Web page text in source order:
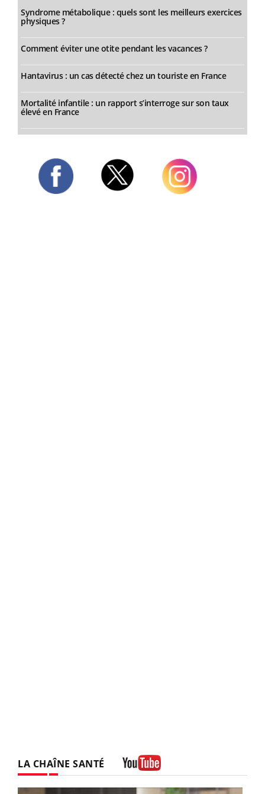
Syndrome métabolique : quels sont les meilleurs exercices
physiques ?
Comment éviter une otite pendant les vacances ?
Hantavirus : un cas détecté chez un touriste en France
Mortalité infantile : un rapport s’interroge sur son taux
élevé en France
LA CHAÎNE SANTÉ